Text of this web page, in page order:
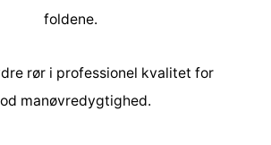
foldene.
rør i professionel kvalitet for
manøvredygtighed.